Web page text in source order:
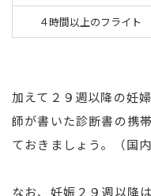
４時間以上のフライト
加えて２９週以降の妊
師が書いた診断書の携
ておきましょう。（国
なお、妊娠２９週以降